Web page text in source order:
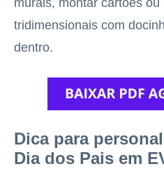
tridimensionais com
dentro.
Dica para
Dia dos Pais em